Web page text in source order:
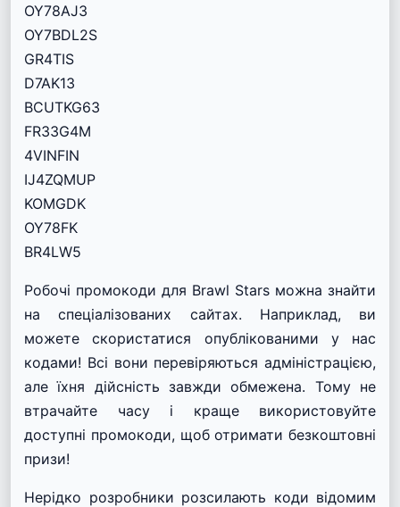
OY78AJ3
OY7BDL2S
GR4TIS
D7AK13
BCUTKG63
FR33G4M
4VINFIN
IJ4ZQMUP
KOMGDK
OY78FK
BR4LW5
Робочі промокоди для Brawl Stars можна знайти
на спеціалізованих сайтах. Наприклад, ви
можете скористатися опублікованими у нас
кодами! Всі вони перевіряються адміністрацією,
але їхня дійсність завжди обмежена. Тому не
втрачайте часу і краще використовуйте
доступні промокоди, щоб отримати безкоштовні
призи!
Нерідко розробники розсилають коди відомим